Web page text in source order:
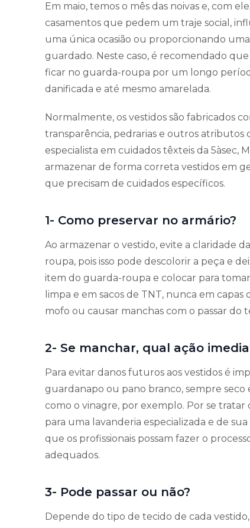
Em maio, temos o mês das noivas e, com
casamentos que pedem um traje social,
uma única ocasião ou proporcionando
guardado. Neste caso, é recomendado
ficar no guarda-roupa por um longo
danificada e até mesmo amarelada.
Normalmente, os vestidos são fabricados
transparência, pedrarias e outros atributos
especialista em cuidados têxteis da 5àsec,
armazenar de forma correta vestidos em
que precisam de cuidados específicos.
1- Como preservar no armário?
Ao armazenar o vestido, evite a claridade
roupa, pois isso pode descolorir a peça e
item do guarda-roupa e colocar para
limpa e em sacos de TNT, nunca em
mofo ou causar manchas com o passar do
2- Se manchar, qual ação
Para evitar danos futuros aos vestidos é
guardanapo ou pano branco, sempre seco
como o vinagre, por exemplo. Por se
para uma lavanderia especializada e de
que os profissionais possam fazer o
adequados.
3- Pode passar ou não?
Depende do tipo de tecido de cada